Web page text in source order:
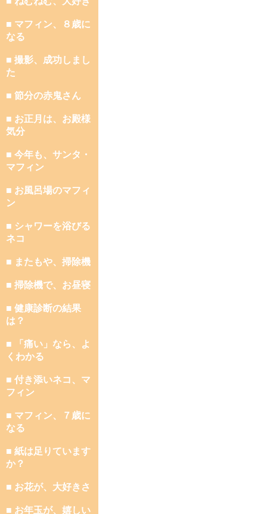
■ マフィン、８歳に
なる
■ 撮影、成功しまし
た
■ 節分の赤鬼さん
■ お正月は、お殿様
気分
■ 今年も、サンタ・
マフィン
■ お風呂場のマフィ
ン
■ シャワーを浴びる
ネコ
■ またもや、掃除機
■ 掃除機で、お昼寝
■ 健康診断の結果
は？
■ 「痛い」なら、よ
くわかる
■ 付き添いネコ、マ
フィン
■ マフィン、７歳に
なる
■ 紙は足りています
か？
■ お花が、大好きさ
■ お年玉が、嬉しい